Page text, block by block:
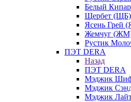
Белый
Щербет (ЩБ)
Ясень Грей
Жемчуг
Рустик
ПЭТ DERA
Назад
ПЭТ DERA
Мэджик
Мэджик
Мэджик